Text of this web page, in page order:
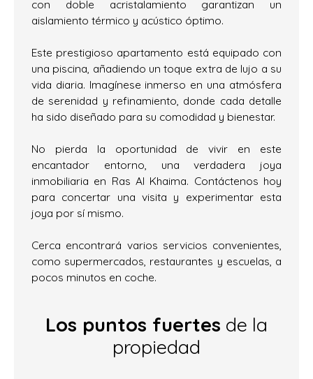
con doble acristalamiento garantizan un
aislamiento térmico y acústico óptimo.
Este prestigioso apartamento está equipado con
una piscina, añadiendo un toque extra de lujo a su
vida diaria. Imagínese inmerso en una atmósfera
de serenidad y refinamiento, donde cada detalle
ha sido diseñado para su comodidad y bienestar.
No pierda la oportunidad de vivir en este
encantador entorno, una verdadera joya
inmobiliaria en Ras Al Khaima. Contáctenos hoy
para concertar una visita y experimentar esta
joya por sí mismo.
Cerca encontrará varios servicios convenientes,
como supermercados, restaurantes y escuelas, a
pocos minutos en coche.
Los puntos fuertes de la
propiedad